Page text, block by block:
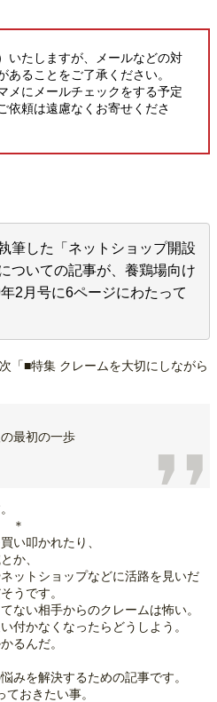
いたしますが、メールなどの対
あることをご了承ください。
メにメールチェックをする予定
依頼は遠慮なくお寄せくださ
筆した「ネットショップ開設
ついての記事が、養鶏場向け
2月号に6ページにわたって
「■特集 クレームを大切にしながら
最初の一歩
＊
い叩かれたり、
か、
ットショップなどに活路を見いだ
うです。
ない相手からのクレームは怖い。
付かなくなったらどうしよう。
るんだ。
みを解決するための記事です。
おきたい事。